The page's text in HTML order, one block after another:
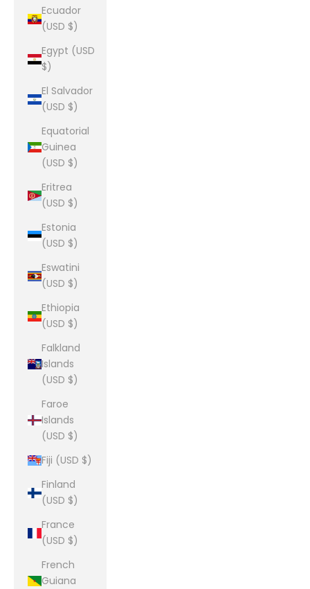
Ecuador
(USD $)
Egypt (USD
$)
El Salvador
(USD $)
Equatorial
Guinea
(USD $)
Eritrea
(USD $)
Estonia
(USD $)
Eswatini
(USD $)
Ethiopia
(USD $)
Falkland
Islands
(USD $)
Faroe
Islands
(USD $)
Fiji (USD $)
Finland
(USD $)
France
(USD $)
French
Guiana